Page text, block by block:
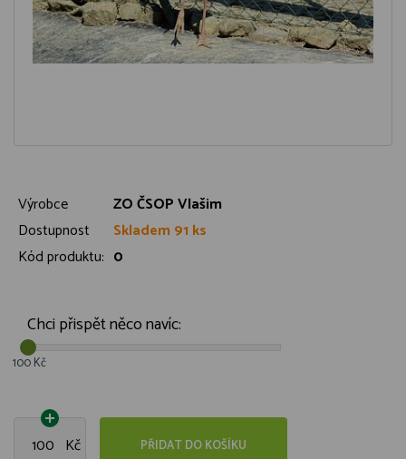
Výrobce
ZO ČSOP Vlašim
Dostupnost
Skladem 91 ks
Kód produktu: 0
Chci přispět něco navíc:
100 Kč
Kč PŘIDAT DO KOŠÍKU